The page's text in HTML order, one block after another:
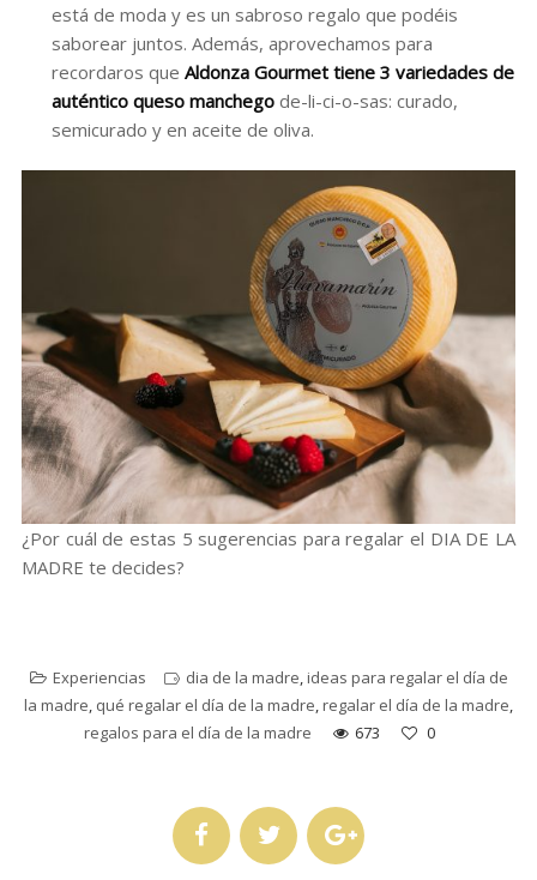
está de moda y es un sabroso regalo que podéis
saborear juntos. Además, aprovechamos para
recordaros que Aldonza Gourmet tiene 3 variedades de
auténtico queso manchegode-li-ci-o-sas: curado,
semicurado y en aceite de oliva.
¿Por cuál de estas 5 sugerencias para regalar el DIA DE LA
MADRE te decides?
Experiencias dia de la madre,ideas para regalar el día de
la madre, qué regalar el día de la madre,regalar el día de la madre,
regalos para el día de la madre
673 0